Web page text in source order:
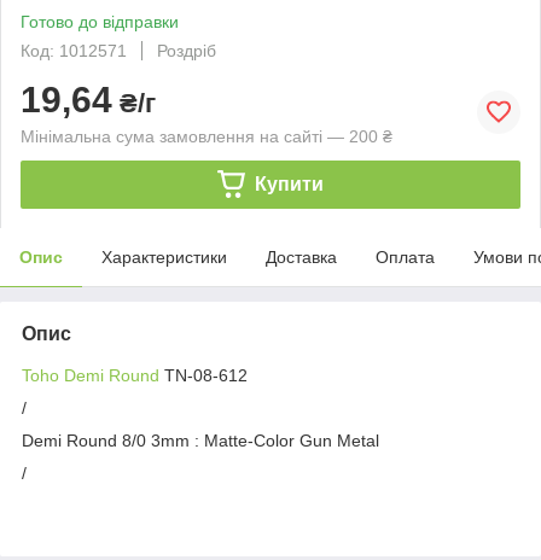
Готово до відправки
Код: 1012571
Роздріб
19,64 ₴/г
Мінімальна сума замовлення на сайті — 200 ₴
Купити
Опис Характеристики Доставка Оплата Умови
Опис
Toho Demi Round TN-08-612
/
Demi Round 8/0 3mm : Matte-Color Gun Metal
/